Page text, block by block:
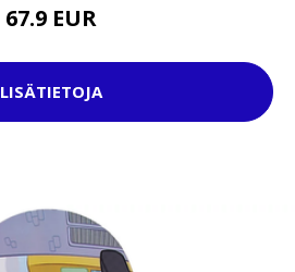
67.9 EUR
LISÄTIETOJA